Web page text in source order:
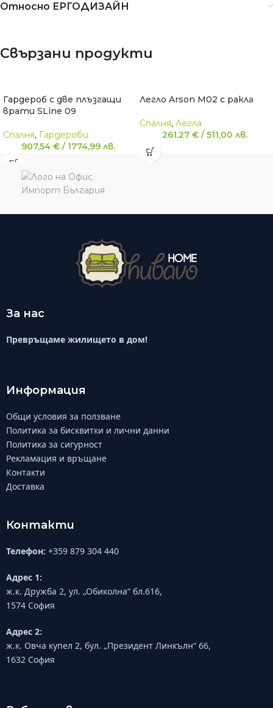
Относно ЕРГОДИЗАЙН
Свързани продукти
Гардероб с две плъзгащи
врати SLine 09
Спалня, Гардероби
907,54 € / 1774,99 лв.
Легло Arson M02 с ракла
Спалня, Легла
261,27 € /511,00 лв.
За нас
Превръщаме жилището в дом!
Информация
Общи условия за ползване
Политика за бисквитки и лични данни
Политика за сигурност
Рекламация и връщане
Контакти
Доставка
Контакти
Телефон: +359 879 304 440
Адрес 1:
ж.к. Дружба 2, ул. „Обиколна“ бл.616,
1574 София
Адрес 2:
ж.к. Овча купел 2, бул. „Президент Линкълн“ 66,
1632 София